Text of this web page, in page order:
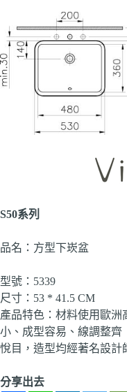
S50系列
品名：方型下崁盆
型號：5339
尺寸：53 * 41.5 CM
產品特色：材料使用歐
小、成型容易、線調整齊
悅目，造型均經著名設計
分享出去